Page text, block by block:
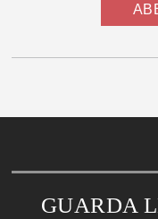
GUARDA